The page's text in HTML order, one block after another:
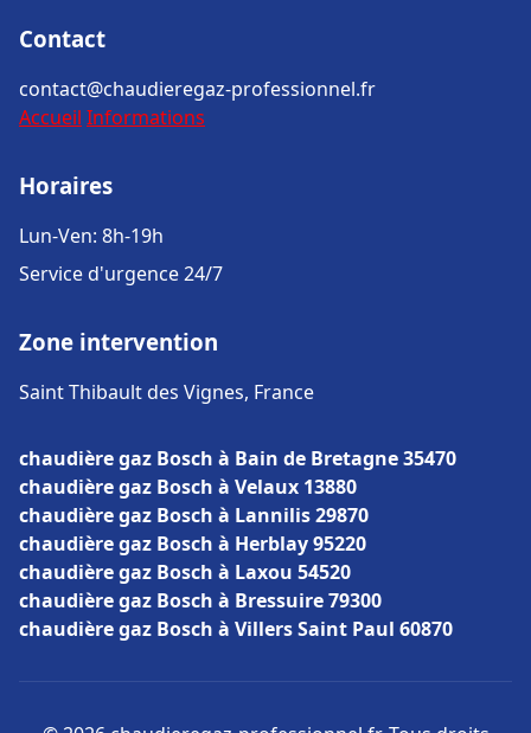
Contact
contact@chaudieregaz-professionnel.fr
Accueil Informations
Horaires
Lun-Ven: 8h-19h
Service d'urgence 24/7
Zone intervention
Saint Thibault des Vignes, France
chaudière gaz Bosch à Bain de Bretagne 35470
chaudière gaz Bosch à Velaux 13880
chaudière gaz Bosch à Lannilis 29870
chaudière gaz Bosch à Herblay 95220
chaudière gaz Bosch à Laxou 54520
chaudière gaz Bosch à Bressuire 79300
chaudière gaz Bosch à Villers Saint Paul 60870